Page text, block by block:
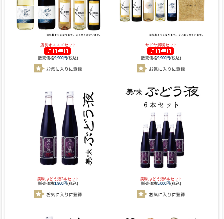
店長オススメセット
販売価格9,900円(税込)
サドヤ満喫セット
販売価格9,900円(税込)
美味ぶどう液2本セット
販売価格1,960円(税込)
美味ぶどう液6本セット
販売価格5,880円(税込)